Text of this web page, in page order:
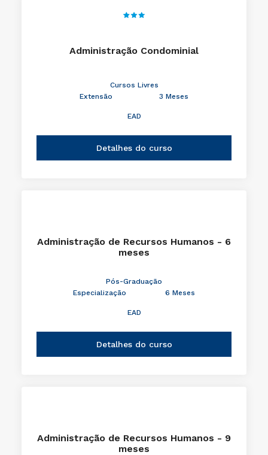
Administração Condominial
Cursos Livres
Extensão
3 Meses
EAD
Detalhes do curso
Administração de Recursos Humanos - 6
meses
Pós-Graduação
Especialização
6 Meses
EAD
Detalhes do curso
Administração de Recursos Humanos - 9
meses